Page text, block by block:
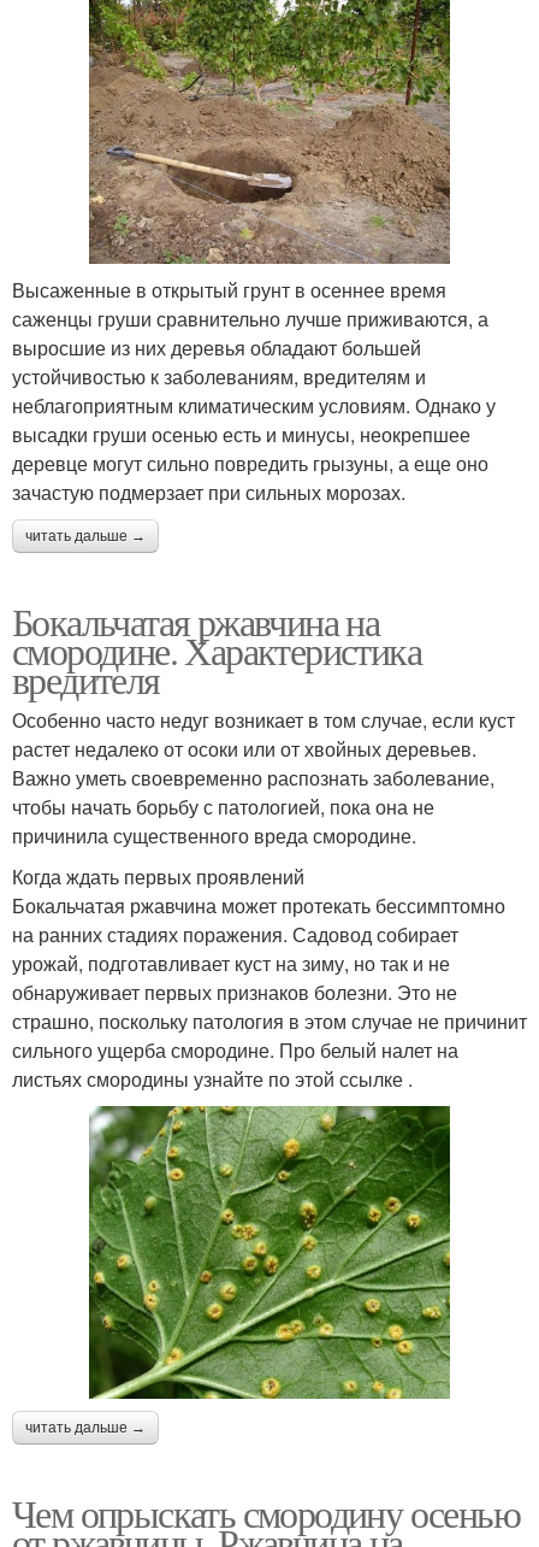
Высаженные в открытый грунт в осеннее время
саженцы груши сравнительно лучше приживаются, а
выросшие из них деревья обладают большей
устойчивостью к заболеваниям, вредителям и
неблагоприятным климатическим условиям. Однако у
высадки груши осенью есть и минусы, неокрепшее
деревце могут сильно повредить грызуны, а еще оно
зачастую подмерзает при сильных морозах.
читать дальше →
Бокальчатая ржавчина на
смородине. Характеристика
вредителя
Особенно часто недуг возникает в том случае, если куст
растет недалеко от осоки или от хвойных деревьев.
Важно уметь своевременно распознать заболевание,
чтобы начать борьбу с патологией, пока она не
причинила существенного вреда смородине.
Когда ждать первых проявлений
Бокальчатая ржавчина может протекать бессимптомно
на ранних стадиях поражения. Садовод собирает
урожай, подготавливает куст на зиму, но так и не
обнаруживает первых признаков болезни. Это не
страшно, поскольку патология в этом случае не причинит
сильного ущерба смородине. Про белый налет на
листьях смородины узнайте по этой ссылке .
читать дальше →
Чем опрыскать смородину осенью